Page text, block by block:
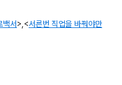
백서> <서른번 직업을 바꿔야만